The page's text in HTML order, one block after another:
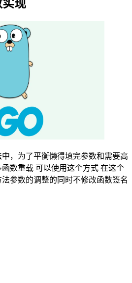
实现
，为了平衡懒得填完参数和需要高
数重载 可以使用这个方式 在这个
参数的调整的同时不修改函数签名